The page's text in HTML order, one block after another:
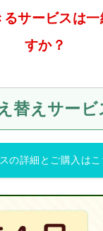
サービスは
すか？
替えサービ
の詳細とご購入はこ